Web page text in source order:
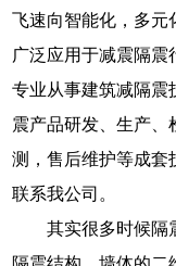
飞速向智能化，多元
广泛应用于减震隔震
专业从事建筑减隔震
震产品研发、生产、
测，售后维护等成套
联系我公司。
其实很多时候隔